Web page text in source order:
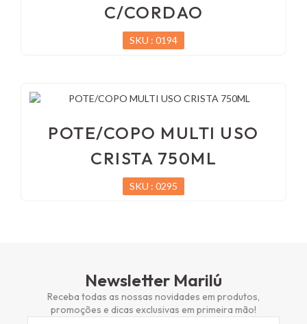
C/CORDAO
SKU : 0194
POTE/COPO MULTI USO
CRISTA 750ML
SKU : 0295
Newsletter Marilú
Receba todas as nossas novidades em produtos,
promoções e dicas exclusivas em primeira mão!